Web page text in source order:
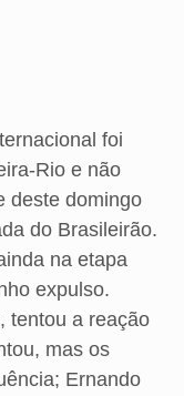
foi
Rio e não
deste domingo
do Brasileirão.
na etapa
expulso.
tentou a reação
mas os
Ernando